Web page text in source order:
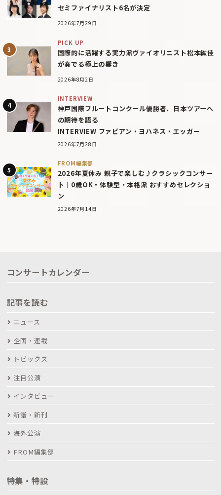
セミファイナリスト6名が決定
2026年7月29日
PICK UP
国際的に活躍する実力派ヴァイオリニスト松本紘佳
が奏でる極上の響き
2026年8月2日
INTERVIEW
神戸国際フルートコンクール優勝者、日本ツアーへ
の期待を語る
INTERVIEW ファビアン・ヨハネス・エッガー
2026年7月28日
FROM編集部
2026年夏休み 親子で楽しむ♪クラシックコンサー
ト｜0歳OK・体験型・本格派 おすすめセレクショ
ン
2026年7月14日
コンサートカレンダー
記事を読む
ニュース
企画・連載
トピックス
注目公演
インタビュー
新譜・新刊
海外公演
FROM編集部
特集・特設